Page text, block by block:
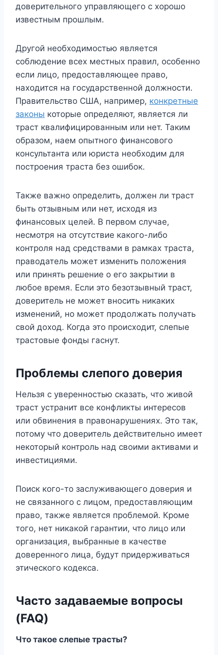
доверительного управляющего с хорошо
известным прошлым.
Другой необходимостью является
соблюдение всех местных правил, особенно
если лицо, предоставляющее право,
находится на государственной должности.
Правительство США, например, конкретные
законы которые определяют, является ли
траст квалифицированным или нет. Таким
образом, наем опытного финансового
консультанта или юриста необходим для
построения траста без ошибок.
Также важно определить, должен ли траст
быть отзывным или нет, исходя из
финансовых целей. В первом случае,
несмотря на отсутствие какого-либо
контроля над средствами в рамках траста,
праводатель может изменить положения
или принять решение о его закрытии в
любое время. Если это безотзывный траст,
доверитель не может вносить никаких
изменений, но может продолжать получать
свой доход. Когда это происходит, слепые
трастовые фонды гаснут.
Проблемы слепого доверия
Нельзя с уверенностью сказать, что живой
траст устранит все конфликты интересов
или обвинения в правонарушениях. Это так,
потому что доверитель действительно имеет
некоторый контроль над своими активами и
инвестициями.
Поиск кого-то заслуживающего доверия и
не связанного с лицом, предоставляющим
право, также является проблемой. Кроме
того, нет никакой гарантии, что лицо или
организация, выбранные в качестве
доверенного лица, будут придерживаться
этического кодекса.
Часто задаваемые вопросы
(FAQ)
Что такое слепые трасты?